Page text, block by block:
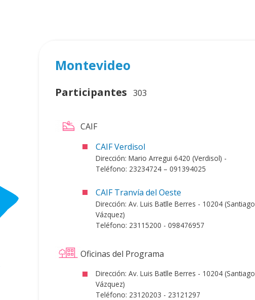
Montevideo
Participantes 303
CAIF
CAIF Verdisol
Dirección: Mario Arregui 6420 (Verdisol) -
Teléfono: 23234724 – 091394025
CAIF Tranvía del Oeste
Dirección: Av. Luis Batlle Berres - 10204 (Santiago
Vázquez)
Teléfono: 23115200 - 098476957
Oficinas del Programa
Dirección: Av. Luis Batlle Berres - 10204 (Santiago
Vázquez)
Teléfono: 23120203 - 23121297